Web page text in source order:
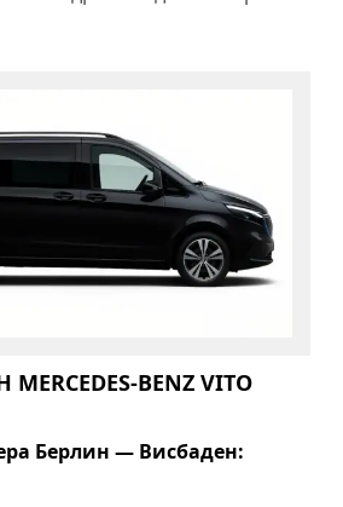
BENZ VITO
Берлин — Висбаден: